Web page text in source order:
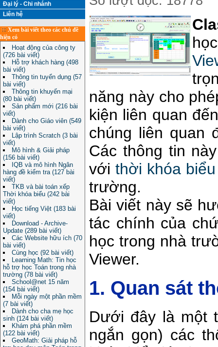
Đại lý - Chi nhánh
Liên hệ
Xem bài viết theo các chủ đề
hiện có
Hoạt động của công ty
(726 bài viết)
Hỗ trợ khách hàng (498
bài viết)
Thông tin tuyển dụng (57
bài viết)
Thông tin khuyến mại
(80 bài viết)
Sản phẩm mới (216 bài
viết)
Dành cho Giáo viên (549
bài viết)
Lập trình Scratch (3 bài
viết)
Mô hình & Giải pháp
(156 bài viết)
IQB và mô hình Ngân
hàng đề kiểm tra (127 bài
viết)
TKB và bài toán xếp
Thời khóa biểu (242 bài
viết)
Học tiếng Việt (183 bài
viết)
Download - Archive-
Update (289 bài viết)
Các Website hữu ích (70
bài viết)
Cùng học (92 bài viết)
Learning Math: Tin học
hỗ trợ học Toán trong nhà
trường (78 bài viết)
School@net 15 năm
(154 bài viết)
Mỗi ngày một phần mềm
(7 bài viết)
Dành cho cha mẹ học
sinh (124 bài viết)
Khám phá phần mềm
(122 bài viết)
GeoMath: Giải pháp hỗ
năng này cho
kiện liên quan
chúng liên quan
Các thông tin
với thời khóa biểu
trường.
Bài viết này sẽ
tác chính của
học trong nhà
Viewer.
1. Quan sát
Dưới đây là một
ngắn gọn) các